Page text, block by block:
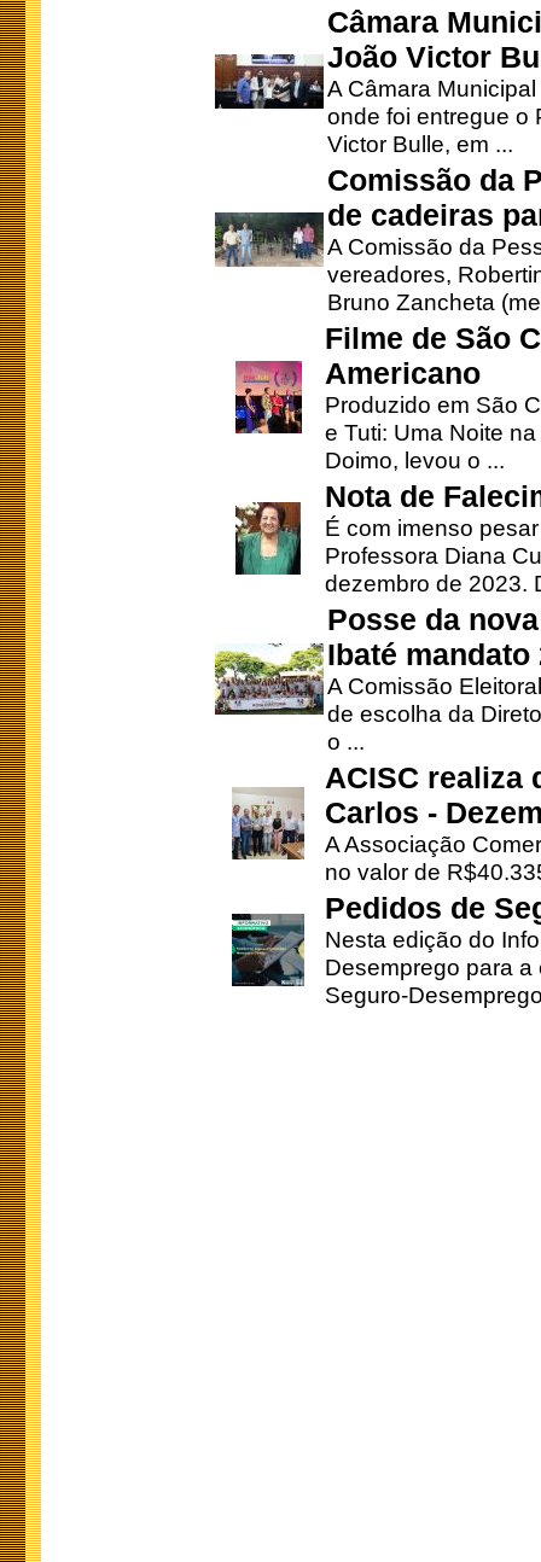
Câmara
João Victor
A Câmara
onde foi entregue o
Victor Bulle, em ...
Comissão da
de cadeiras
A Comissão da
vereadores,
Bruno Zancheta
Filme de São
Americano
Produzido em São
e Tuti: Uma Noite
Doimo, levou o ...
Nota de
É com imenso
Professora Diana
dezembro de 2023.
Posse da
Ibaté mandato
A Comissão
de escolha da
o ...
ACISC realiza
Carlos -
A Associação
no valor de
Pedidos de
Nesta edição do
Desemprego para
Seguro-